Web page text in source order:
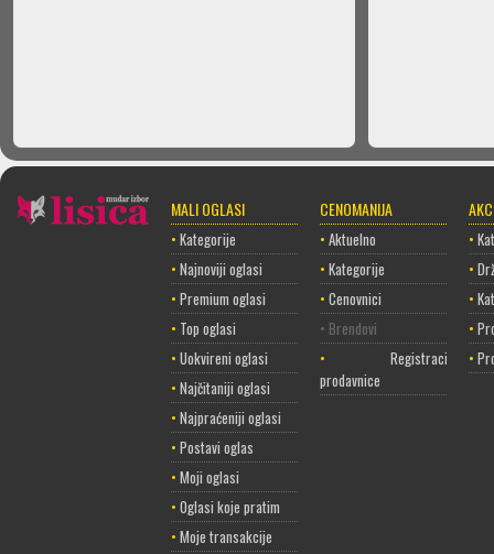
MALI OGLASI
• Kategorije
• Najnoviji oglasi
• Premium oglasi
• Top oglasi
• Uokvireni oglasi
• Najčitaniji oglasi
• Najpraćeniji oglasi
• Postavi oglas
• Moji oglasi
• Oglasi koje pratim
• Moje transakcije
CENOMANIJA
• Aktuelno
• Kategorije
• Cenovnici
• Brendovi
• Registracija
prodavnice
•
•
•
•
•